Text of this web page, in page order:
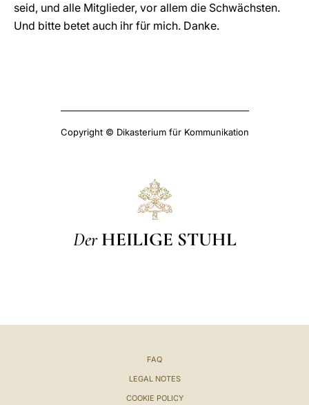
seid, und alle Mitglieder, vor allem die Schwächsten.
Und bitte betet auch ihr für mich. Danke.
Copyright © Dikasterium für Kommunikation
Der HEILIGE STUHL
FAQ
LEGAL NOTES
COOKIE POLICY